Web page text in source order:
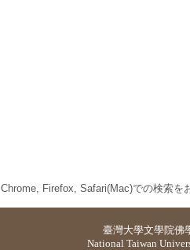
Chrome, Firefox, Safari(Mac)での検索を
臺灣大學文學院佛
National Taiwan